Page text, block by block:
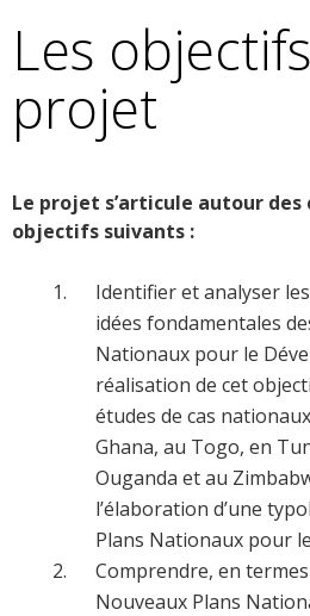
Les
projet
Le projet s’articule autour des
objectifs suivants :
Identifier et analyser
idées fondamentales
Nationaux pour le
réalisation de cet
études de cas
Ghana, au Togo, en
Ouganda et au
l’élaboration d’une
Plans Nationaux pour
Comprendre, en
Nouveaux Plans